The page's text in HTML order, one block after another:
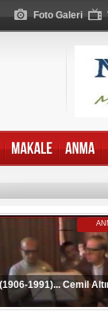
Foto Galeri
1991)... Cemil